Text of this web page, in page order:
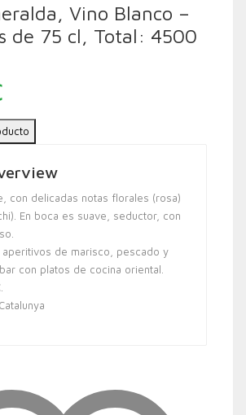
Vino Blanco –
de 75 cl, Total: 4500
con delicadas notas florales (rosa)
En boca es suave, seductor, con
aperitivos de marisco, pescado y
con platos de cocina oriental.